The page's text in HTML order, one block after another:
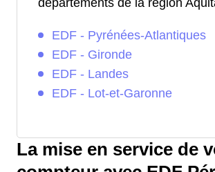
départements de la région
EDF - Pyrénées-Atlantiques
EDF - Gironde
EDF - Landes
EDF - Lot-et-Garonne
La mise en service de